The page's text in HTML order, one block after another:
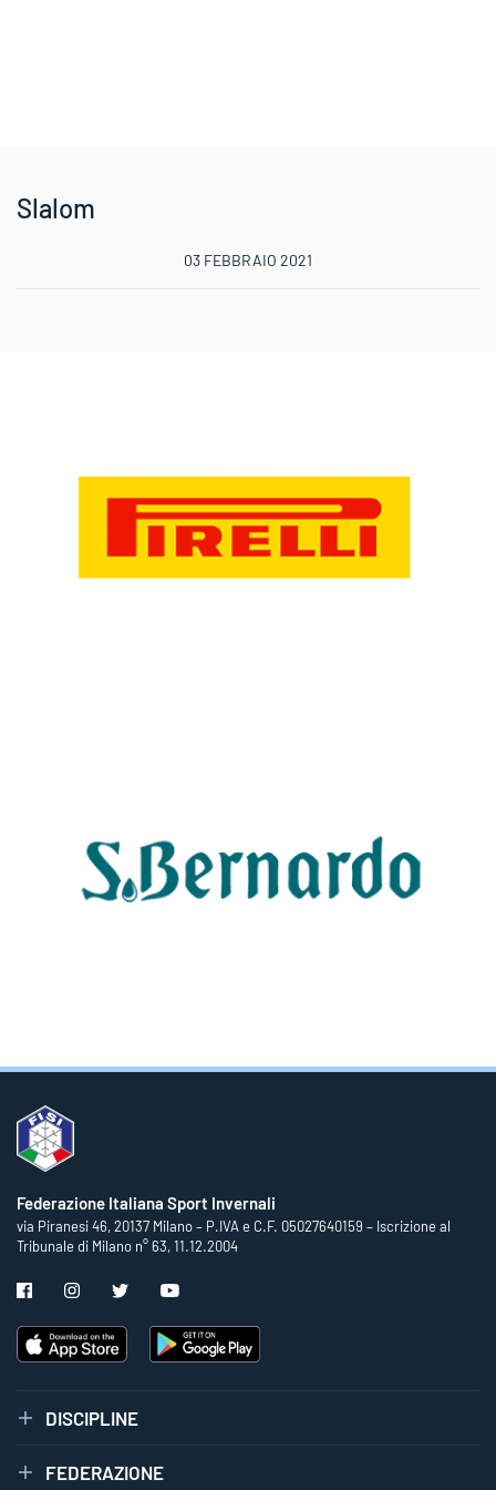
Slalom
03 FEBBRAIO 2021
Federazione Italiana Sport Invernali
via Piranesi 46, 20137 Milano – P.IVA e C.F. 05027640159 – Iscrizione al
Tribunale di Milano n° 63, 11.12.2004
DISCIPLINE
FEDERAZIONE